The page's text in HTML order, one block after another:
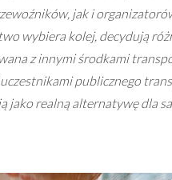
jak i
wybiera kolej, decydują
z innymi środkami
publicznego
jako realną alternatywę dla